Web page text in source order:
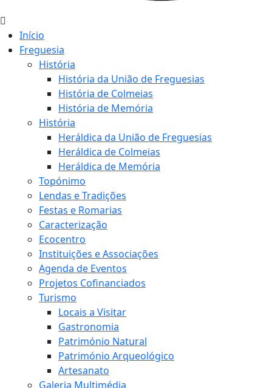
Início
Freguesia
História
História da União de Freguesias
História de Colmeias
História de Memória
História
Heráldica da União de Freguesias
Heráldica de Colmeias
Heráldica de Memória
Topónimo
Lendas e Tradições
Festas e Romarias
Caracterização
Ecocentro
Instituições e Associações
Agenda de Eventos
Projetos Cofinanciados
Turismo
Locais a Visitar
Gastronomia
Património Natural
Património Arqueológico
Artesanato
Galeria Multimédia